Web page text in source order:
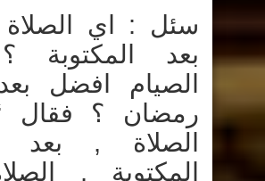
سئل : اي
بعد المكتوبة
الصيام افضل
رمضان ؟ فقال
الصلاة , بعد
المكتوبة ,